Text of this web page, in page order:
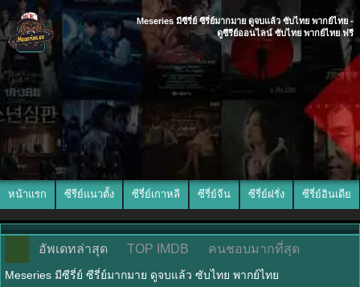
Meseries มีซีรี่ย์ ซีรี่ย์มากมาย ดูจบแล้ว ซับไทย พากย์ไทย -
ดูซีรีย์ออนไลน์ ซับไทย พากย์ไทย ฟรี
หน้าแรก ซีรีย์แนวตั้ง ซีรี่ย์เกาหลี ซีรี่ย์จีน ซีรี่ย์ฝรั่ง ซีรี่ย์อินเดีย
อัพเดทล่าสุด TOP IMDB คนชอบมากที่สุด
Meseries มีซีรี่ย์ ซีรี่ย์มากมาย ดูจบแล้ว ซับไทย พากย์ไทย